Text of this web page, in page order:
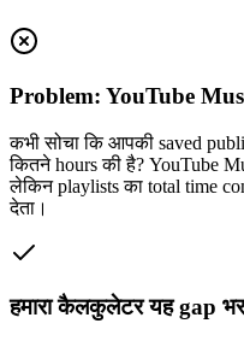
Problem: YouTube
कभी सोचा कि आपकी saved
कितने hours की है? YouTube
लेकिन playlists का total time
देता।
हमारा कैलकुलेटर यह gap